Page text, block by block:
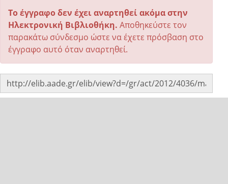
Το έγγραφο δεν έχει αναρτηθεί ακόμα στην
Ηλεκτρονική Βιβλιοθήκη. Αποθηκεύστε τον
παρακάτω σύνδεσμο ώστε να έχετε πρόσβαση στο
έγγραφο αυτό όταν αναρτηθεί.